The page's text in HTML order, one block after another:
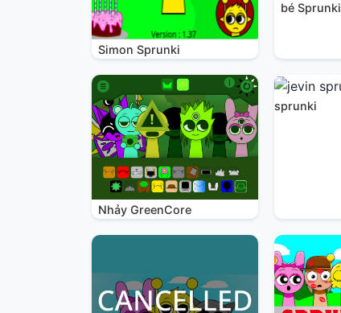
Simon Sprunki
bé Sprunki
Nhảy GreenCore
sprunki